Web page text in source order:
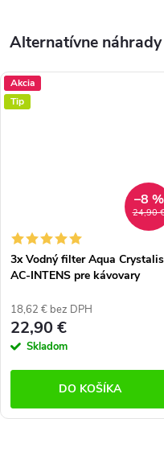
Akcia
Tip
24,90
–8 %
3x Vodný filter Aqua Crystalis
AC-INTENS pre kávovary
Gaggenau
18,62 € bez DPH
22,90 €
Skladom
DO KOŠÍKA